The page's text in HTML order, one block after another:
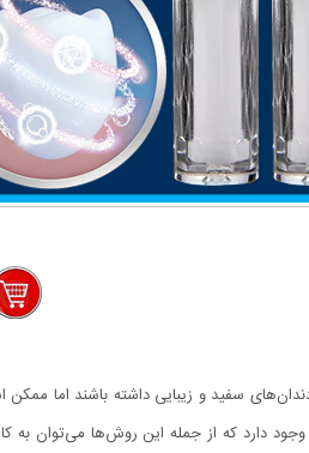
سفید و زیبایی داشته باشند اما
دارد که از جمله این روش‌ها می‌توان به